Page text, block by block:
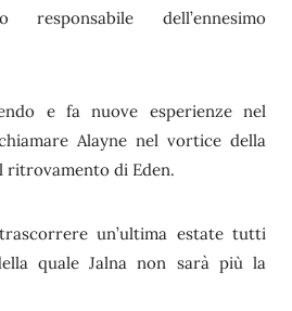
responsabile dell’ennesimo
e fa nuove esperienze nel
Alayne nel vortice della
ritrovamento di Eden.
un’ultima estate tutti
quale Jalna non sarà più la